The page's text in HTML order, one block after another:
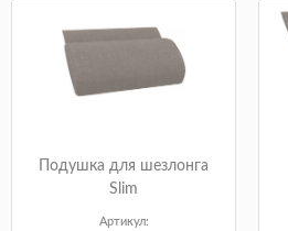
Подушка для шезлонга
Slim
Артикул: